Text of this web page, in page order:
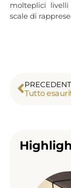
molteplici
scale di